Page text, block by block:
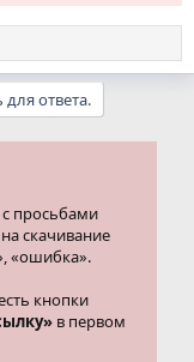
для ответа.
просьбами
скачивание
«ошибка».
кнопки
в первом